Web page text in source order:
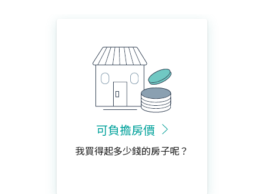
可負擔房價
我買得起多少錢的房子呢？